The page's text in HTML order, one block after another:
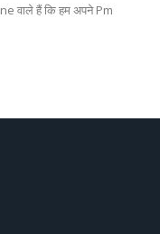
वाले हैं कि हम अपने Pm